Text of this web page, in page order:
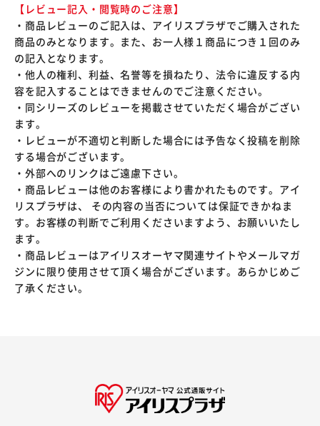
【レビュー記入・閲覧時のご注意】
・商品レビューのご記入は、アイリスプラザでご購入された
商品のみとなります。また、お一人様１商品につき１回のみ
の記入となります。
・他人の権利、利益、名誉等を損ねたり、法令に違反する内
容を記入することはできませんのでご注意ください。
・同シリーズのレビューを掲載させていただく場合がござい
ます。
・レビューが不適切と判断した場合には予告なく投稿を削除
する場合がございます。
・外部へのリンクはご遠慮下さい。
・商品レビューは他のお客様により書かれたものです。アイ
リスプラザは、 その内容の当否については保証できかねま
す。お客様の判断でご利用くださいますよう、お願いいたし
ます。
・商品レビューはアイリスオーヤマ関連サイトやメールマガ
ジンに限り使用させて頂く場合がございます。あらかじめご
了承ください。